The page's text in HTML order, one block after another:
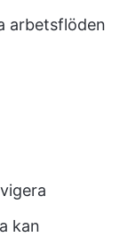
arbetsflöden
kan